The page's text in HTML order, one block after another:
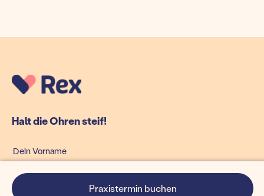
Praxistermin buchen
Halt die Ohren steif!